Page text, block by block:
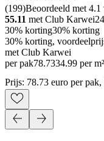
(199)Beoordeeld met
55.11 met Club Karwei
30% korting30% korting
30% korting,
met Club Karwei
per pak78.7334.99 per m²
Prijs: 78.73 euro per